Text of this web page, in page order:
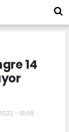
14
- 01:09